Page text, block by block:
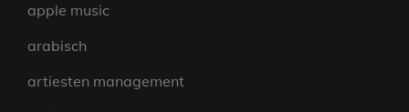
apple music
arabisch
artiesten management